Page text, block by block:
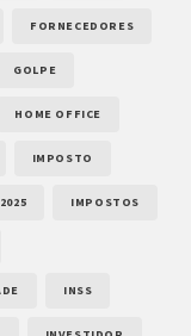
FORNECEDORES
GOLPE
HOME OFFICE
IMPOSTO
IMPOSTOS
INSS